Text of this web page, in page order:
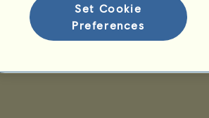
Set Cookie
Preferences